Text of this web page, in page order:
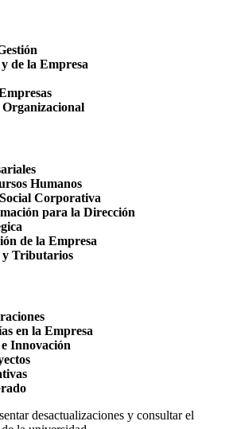
de la Empresa
Humanos
Corporativa
para la Dirección
de la Empresa
y Tributarios
en la Empresa
Innovación
desactualizaciones y consultar el